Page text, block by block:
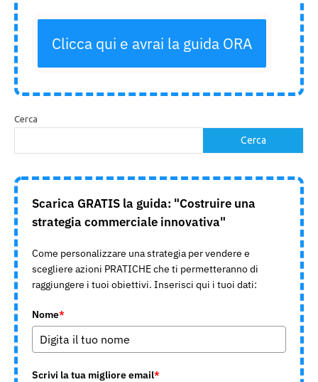
Clicca qui e avrai la guida ORA
Cerca
Cerca
Scarica GRATIS la guida: "Costruire una
strategia commerciale innovativa"
Come personalizzare una strategia per vendere e
scegliere azioni PRATICHE che ti permetteranno di
raggiungere i tuoi obiettivi. Inserisci qui i tuoi dati:
Nome*
Scrivi la tua migliore email*